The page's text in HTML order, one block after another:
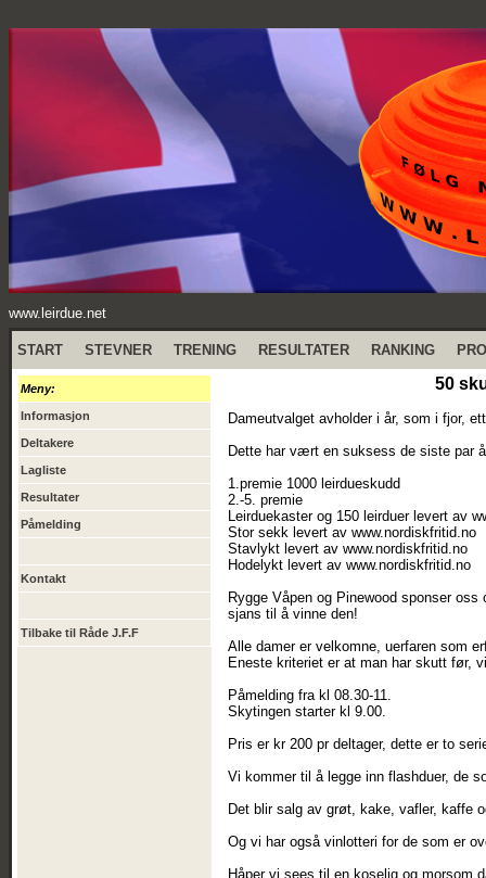
www.leirdue.net
START STEVNER TRENING RESULTATER RANKING
Meny:
Informasjon
Deltakere
Lagliste
Resultater
Påmelding
Kontakt
Tilbake til Råde J.F.F
50
Dameutvalget avholder i år, som i fjor,
Dette har vært en suksess de siste par
1.premie 1000 leirdueskudd
2.-5. premie
Leirduekaster og 150 leirduer levert av
Stor sekk levert av www.nordiskfritid.no
Stavlykt levert av www.nordiskfritid.no
Hodelykt levert av www.nordiskfritid.no
Rygge Våpen og Pinewood sponser
sjans til å vinne den!
Alle damer er velkomne, uerfaren som
Eneste kriteriet er at man har skutt før,
Påmelding fra kl 08.30-11.
Skytingen starter kl 9.00.
Pris er kr 200 pr deltager, dette er to
Vi kommer til å legge inn flashduer, de
Det blir salg av grøt, kake, vafler, kaffe
Og vi har også vinlotteri for de som er
Håper vi sees til en koselig og morsom